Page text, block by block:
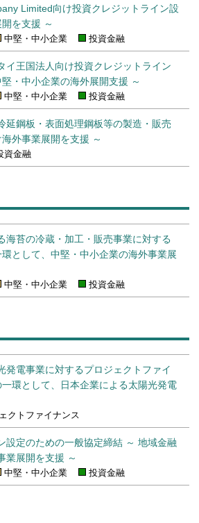
Limited向け投資クレジットライン設
を支援 ～
中堅・中小企業 投資金融
イ王国法人向け投資クレジットライン
・中小企業の海外展開支援 ～
中堅・中小企業 投資金融
延鋼板・表面処理鋼板等の製造・販売
外事業展開を支援 ～
資金融
苔の冷蔵・加工・販売事業に対する
として、中堅・中小企業の海外事業展
中堅・中小企業 投資金融
発電事業に対するプロジェクトファイ
環として、日本企業による太陽光発電
クトファイナンス
設定のための一般協定締結 ～ 地域金融
業展開を支援 ～
中堅・中小企業 投資金融